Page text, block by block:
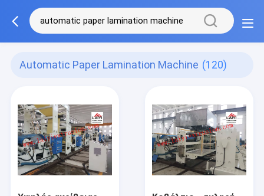
Automatic Paper Lamination Machine (120)